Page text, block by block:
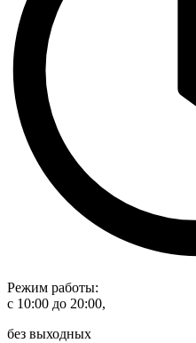
Режим работы:
с 10:00 до 20:00,
без выходных